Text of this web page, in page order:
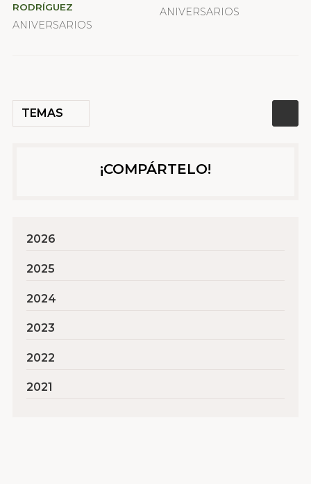
TEMAS
RODRÍGUEZ
ANIVERSARIOS
ANIVERSARIOS
¡COMPÁRTELO!
2026
2025
2024
2023
2022
2021